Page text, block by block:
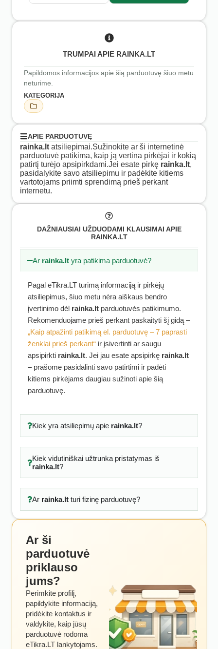
TRUMPAI APIE RAINKA.LT
Papildomos informacijos apie šią parduotuvę šiuo metu
neturime.
KATEGORIJA
APIE PARDUOTUVĘ
rainka.lt atsiliepimai.Sužinokite ar ši internetinė
parduotuvė patikima, kaip ją vertina pirkėjai ir kokią
patirtį turėjo apsipirkdami.Jei esate pirkę rainka.lt,
pasidalykite savo atsiliepimu ir padėkite kitiems
vartotojams priimti sprendimą prieš perkant
internetu.
DAŽNIAUSIAI UŽDUODAMI KLAUSIMAI APIE
RAINKA.LT
Ar rainka.lt yra patikima parduotuvė?
Pagal eTikra.LT turimą informaciją ir pirkėjų
atsiliepimus, šiuo metu nėra aiškaus bendro
įvertinimo dėl rainka.lt parduotuvės patikimumo.
Rekomenduojame prieš perkant paskaityti šį gidą –
„Kaip atpažinti patikimą el. parduotuvę – 7 paprasti
ženklai prieš perkant“ ir įsivertinti ar saugu
apsipirkti rainka.lt. Jei jau esate apsipirkę rainka.lt
– prašome pasidalinti savo patirtimi ir padėti
kitiems pirkėjams daugiau sužinoti apie šią
parduotuvę.
Kiek yra atsiliepimų apie rainka.lt?
Kiek vidutiniškai užtrunka pristatymas iš
rainka.lt?
Ar rainka.ltturi fizinę parduotuvę?
Ar ši
parduotuvė
priklauso
jums?
Perimkite profilį,
papildykite informaciją,
pridėkite kontaktus ir
valdykite, kaip jūsų
parduotuvė rodoma
eTikra.LT lankytojams.